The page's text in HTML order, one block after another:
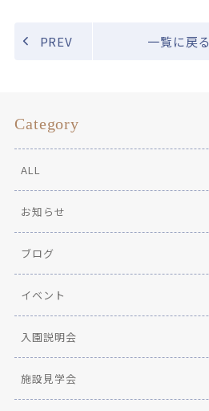
PREV 一覧に戻る
Category
ALL
お知らせ
ブログ
イベント
入園説明会
施設見学会